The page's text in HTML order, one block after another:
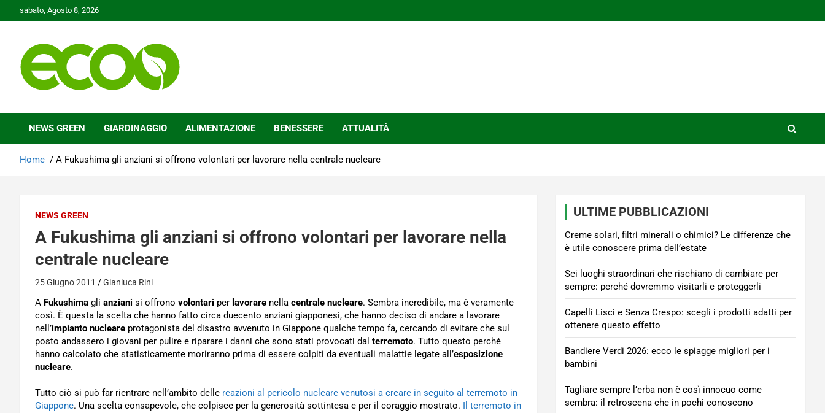
to
sabato, Agosto 8, 2026
Ecoo.it
NEWS GREEN GIARDINAGGIO ALIMENTAZIONE BENESSERE ATTUALITÀ
Home A Fukushima gli anziani si offrono volontari per lavorare nella centrale nucleare
NEWS GREEN
A Fukushima gli anziani si offrono volontari per lavorare nella
centrale nucleare
25 Giugno 2011 Gianluca Rini
A Fukushima gli anziani si offrono volontari per lavorare nella centrale nucleare. Sembra incredibile, ma è veramente
così. È questa la scelta che hanno fatto circa duecento anziani giapponesi, che hanno deciso di andare a lavorare
nell’impianto nucleare protagonista del disastro avvenuto in Giappone qualche tempo fa, cercando di evitare che sul
posto andassero i giovani per pulire e riparare i danni che sono stati provocati dal terremoto. Tutto questo perché
hanno calcolato che statisticamente moriranno prima di essere colpiti da eventuali malattie legate all’esposizione
nucleare.
Tutto ciò si può far rientrare nell’ambito delle reazioni al pericolo nucleare venutosi a creare in seguito al terremoto in
Giappone. Una scelta consapevole, che colpisce per la generosità sottintesa e per il coraggio mostrato. Il terremoto in
ULTIME PUBBLICAZIONI
Creme solari, filtri minerali o chimici? Le differenze che
è utile conoscere prima dell’estate
Sei luoghi straordinari che rischiano di cambiare per
sempre: perché dovremmo visitarli e proteggerli
Capelli Lisci e Senza Crespo: scegli i prodotti adatti per
ottenere questo effetto
Bandiere Verdi 2026: ecco le spiagge migliori per i
bambini
Tagliare sempre l’erba non è così innocuo come
sembra: il retroscena che in pochi conoscono